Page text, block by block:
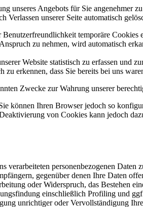
unseres Angebots für Sie angenehmer
Verlassen unserer Seite automatisch
temporäre
zu nehmen, wird automatisch
Website statistisch zu erfassen und
zu erkennen, dass Sie bereits bei uns
Zwecke zur Wahrung unserer
können Ihren Browser jedoch so
von Cookies kann jedoch
personenbezogenen
gegenüber denen Ihre Daten
oder Widerspruch, das Bestehen
einschließlich Profiling und
unrichtiger oder Vervollständigung